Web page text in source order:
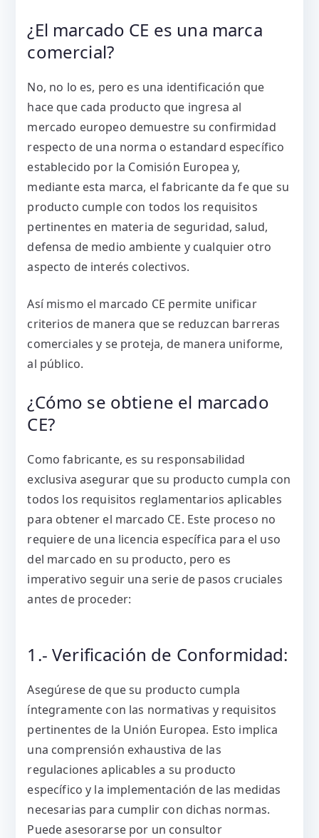
¿El marcado CE es una marca
comercial?
No, no lo es, pero es una identificación que
hace que cada producto que ingresa al
mercado europeo demuestre su confirmidad
respecto de una norma o estandard específico
establecido por la Comisión Europea y,
mediante esta marca, el fabricante da fe que su
producto cumple con todos los requisitos
pertinentes en materia de seguridad, salud,
defensa de medio ambiente y cualquier otro
aspecto de interés colectivos.
Así mismo el marcado CE permite unificar
criterios de manera que se reduzcan barreras
comerciales y se proteja, de manera uniforme,
al público.
¿Cómo se obtiene el marcado
CE?
Como fabricante, es su responsabilidad
exclusiva asegurar que su producto cumpla con
todos los requisitos reglamentarios aplicables
para obtener el marcado CE. Este proceso no
requiere de una licencia específica para el uso
del marcado en su producto, pero es
imperativo seguir una serie de pasos cruciales
antes de proceder:
1.- Verificación de Conformidad:
Asegúrese de que su producto cumpla
íntegramente con las normativas y requisitos
pertinentes de la Unión Europea. Esto implica
una comprensión exhaustiva de las
regulaciones aplicables a su producto
específico y la implementación de las medidas
necesarias para cumplir con dichas normas.
Puede asesorarse por un consultor